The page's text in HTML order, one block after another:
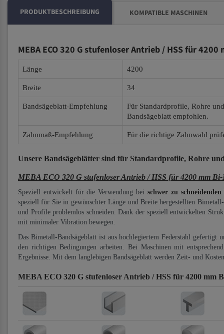
PRODUKTBESCHREIBUNG KOMPATIBLE MASCHINEN
MEBA ECO 320 G stufenloser Antrieb / HSS für
Länge 4200
Breite 34
Bandsägeblatt-Empfehlung
Für Standardprofile, Rohre
Bandsägeblatt empfohlen.
Zahnmaß-Empfehlung Für die richtige Zahnwahl
Unsere Bandsägeblätter sind für Standardprofile, Rohre
MEBA ECO 320 G stufenloser Antrieb / HSS für 4200 mm
Speziell entwickelt für die Verwendung bei schwer zu
speziell für Sie in gewünschter Länge und Breite hergestellten
und Profile problemlos schneiden. Dank der speziell entwickelten
mit minimaler Vibration bewegen.
Das Bimetall-Bandsägeblatt ist aus hochlegiertem Federstahl
den richtigen Bedingungen arbeiten. Bei Maschinen mit
Ergebnisse. Mit dem langlebigen Bandsägeblatt werden Zeit- und
MEBA ECO 320 G stufenloser Antrieb / HSS für 4200 mm